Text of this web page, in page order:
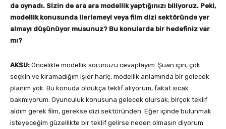
da oynadı. Sizin de ara ara modellik yaptığınızı biliyoruz. Peki,
modellik konusunda ilerlemeyi veya film dizi sektöründe yer
almayı düşünüyor musunuz? Bu konularda bir hedefiniz var
mı?
AKSU: Öncelikle modellik sorunuzu cevaplayım. Şuan için, çok
seçkin ve kıramadığım işler hariç, modellik anlamında bir gelecek
planım yok. Bu konuda oldukça teklif alıyorum, fakat sıcak
bakmıyorum. Oyunculuk konusuna gelecek olursak; birçok teklif
aldım gerek film, gerekse dizi sektöründen. Eğer içinde bulunmak
isteyeceğim güzellikte bir teklif gelirse neden olmasın diyorum.